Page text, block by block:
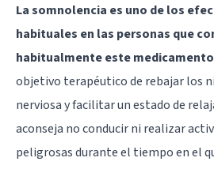
La somnolencia es uno de los
habituales en las personas que
habitualmente este medicamento
objetivo terapéutico de rebajar los
nerviosa y facilitar un estado de
aconseja no conducir ni realizar
peligrosas durante el tiempo en el